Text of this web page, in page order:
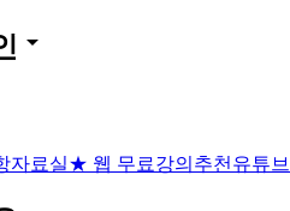
arrow_drop_down
자료실★ 웹 무료강의 추천유튜